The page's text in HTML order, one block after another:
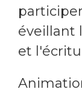
éveillant
et